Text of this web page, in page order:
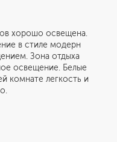
освещена.
в стиле модерн
Зона отдыха
освещение. Белые
комнате легкость и